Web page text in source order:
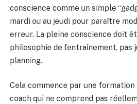
conscience comme un simple
mardi ou au jeudi pour paraître
erreur. La pleine conscience doit
philosophie de l’entraînement, pas
planning.
Cela commence par une formation
coach qui ne comprend pas